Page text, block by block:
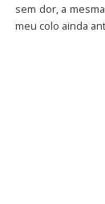
sem dor, a
meu colo ainda